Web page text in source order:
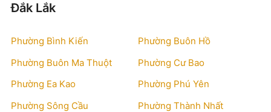
Đắk Lắk
Phường Bình Kiến
Phường Buôn Hồ
Phường Buôn Ma Thuột
Phường Cư Bao
Phường Ea Kao
Phường Phú Yên
Phường Sông Cầu
Phường Thành Nhất